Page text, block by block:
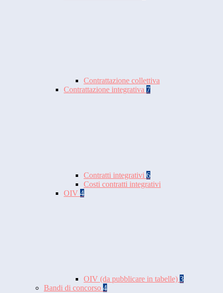
Contrattazione collettiva
Contrattazione integrativa 7
Contratti integrativi 6
Costi contratti integrativi
OIV 4
OIV (da pubblicare in tabelle) 3
Bandi di concorso 4